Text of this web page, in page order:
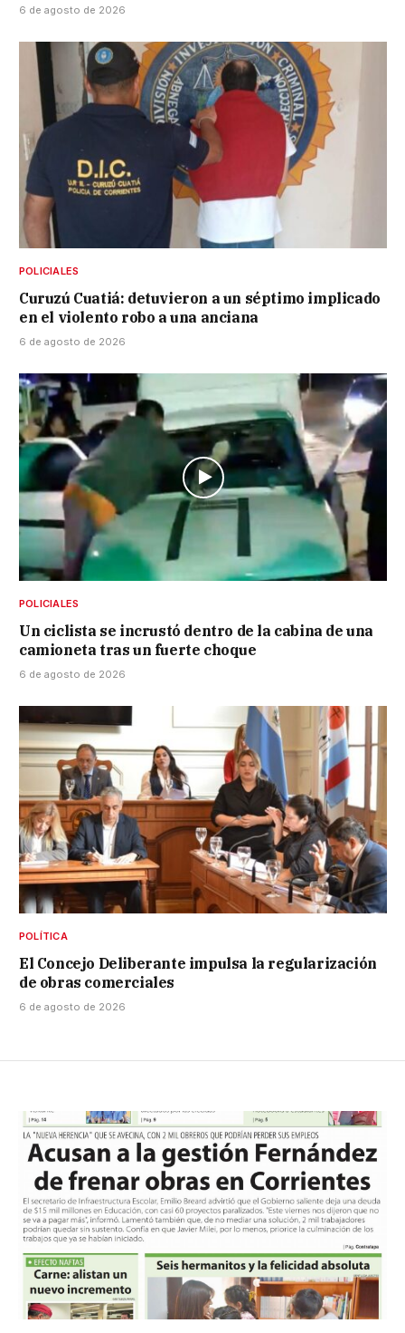
6 de agosto de 2026
POLICIALES
Curuzú Cuatiá: detuvieron a un séptimo implicado
en el violento robo a una anciana
6 de agosto de 2026
POLICIALES
Un ciclista se incrustó dentro de la cabina de una
camioneta tras un fuerte choque
6 de agosto de 2026
POLÍTICA
El Concejo Deliberante impulsa la regularización
de obras comerciales
6 de agosto de 2026